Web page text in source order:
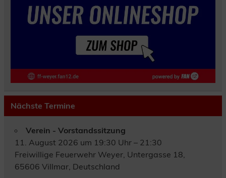
Nächste Termine
Verein - Vorstandssitzung
11. August 2026 um 19:30 Uhr – 21:30
Freiwillige Feuerwehr Weyer, Untergasse 18,
65606 Villmar, Deutschland